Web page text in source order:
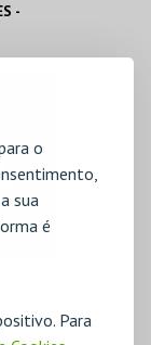
o
sua
é
Para
-